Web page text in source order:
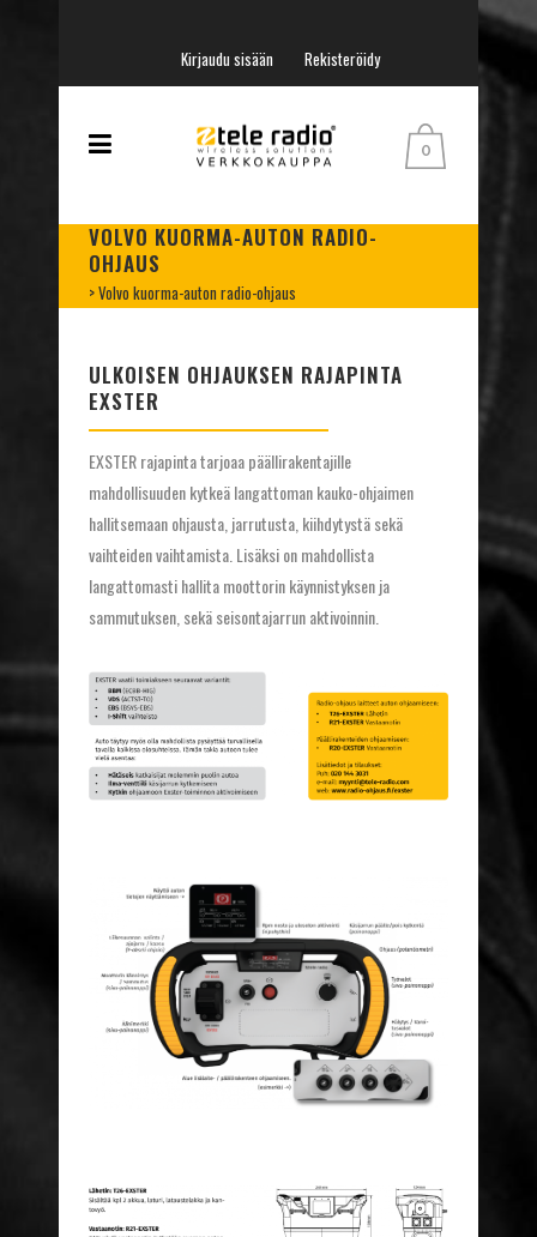
Kirjaudu sisään Rekisteröidy
0
VOLVO KUORMA-AUTON RADIO-
OHJAUS
>Volvo kuorma-auton radio-ohjaus
ULKOISEN OHJAUKSEN RAJAPINTA
EXSTER
EXSTER rajapinta tarjoaa päällirakentajille
mahdollisuuden kytkeä langattoman kauko-ohjaimen
hallitsemaan ohjausta, jarrutusta, kiihdytystä sekä
vaihteiden vaihtamista. Lisäksi on mahdollista
langattomasti hallita moottorin käynnistyksen ja
sammutuksen, sekä seisontajarrun aktivoinnin.